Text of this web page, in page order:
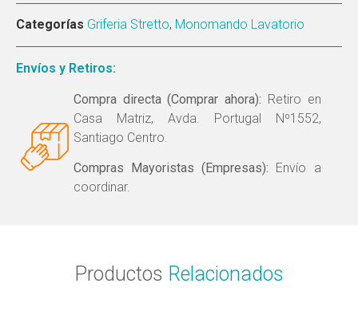
Categorías Griferia Stretto, Monomando Lavatorio
Envíos y Retiros:
Compra directa (Comprar ahora): Retiro en
Casa Matriz, Avda. Portugal Nº1552,
Santiago Centro.
Compras Mayoristas (Empresas): Envío a
coordinar.
Productos Relacionados